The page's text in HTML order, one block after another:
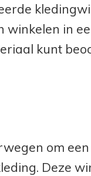
in
kunt
om
Deze